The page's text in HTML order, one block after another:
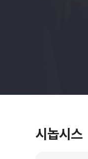
시놉시스